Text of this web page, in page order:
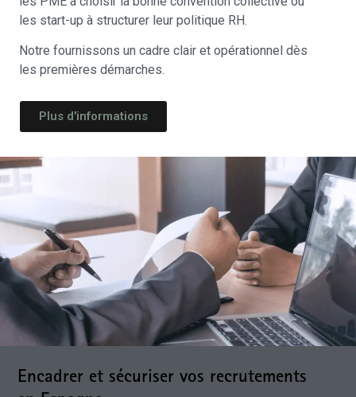
les start-up à structurer leur politique RH.
Notre fournissons un cadre clair et opérationnel dès
les premières démarches.
Plus d'informations
Encadrer et sécuriser vos recrutements